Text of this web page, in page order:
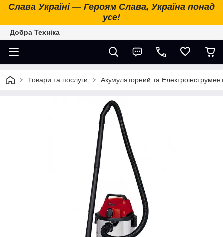
Слава Україні — Героям Слава, Україна понад
усе!
Добра Техніка
Товари та послуги Акумуляторний та Електроінструмент